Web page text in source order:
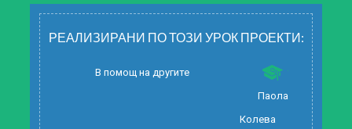
РЕАЛИЗИРАНИ ПО ТОЗИ УРОК ПРОЕКТИ:
В помощ на другите
Паола
Колева